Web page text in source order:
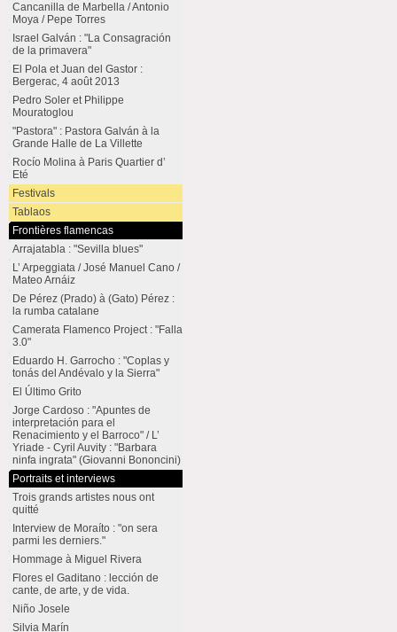
Cancanilla de Marbella / Antonio
Moya / Pepe Torres
Israel Galván : "La Consagración
de la primavera"
El Pola et Juan del Gastor :
Bergerac, 4 août 2013
Pedro Soler et Philippe
Mouratoglou
"Pastora" : Pastora Galván à la
Grande Halle de La Villette
Rocío Molina à Paris Quartier d’
Eté
Festivals
Tablaos
Frontières flamencas
Arrajatabla : "Sevilla blues"
L’ Arpeggiata / José Manuel Cano /
Mateo Arnáiz
De Pérez (Prado) à (Gato) Pérez :
la rumba catalane
Camerata Flamenco Project : "Falla
3.0"
Eduardo H. Garrocho : "Coplas y
tonás del Andévalo y la Sierra"
El Último Grito
Jorge Cardoso : "Apuntes de
interpretación para el
Renacimiento y el Barroco" / L’
Yriade - Cyril Auvity : "Barbara
ninfa ingrata" (Giovanni Bononcini)
Portraits et interviews
Trois grands artistes nous ont
quitté
Interview de Moraíto : "on sera
parmi les derniers."
Hommage à Miguel Rivera
Flores el Gaditano : lección de
cante, de arte, y de vida.
Niño Josele
Silvia Marín